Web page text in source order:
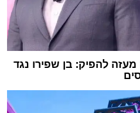
להפיק: בן שפירו נגד